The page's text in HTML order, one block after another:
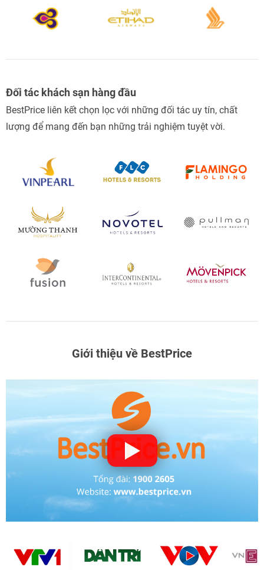
Đối tác khách sạn hàng đầu
BestPrice liên kết chọn lọc với những đối tác uy tín, chất
lượng để mang đến bạn những trải nghiệm tuyệt vời.
Giới thiệu về BestPrice